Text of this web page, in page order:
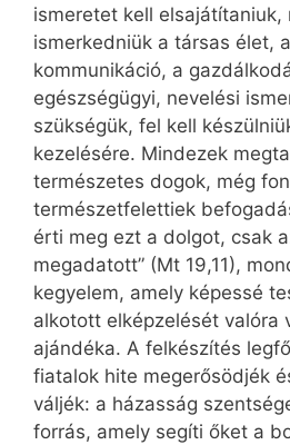
ismeretet kell elsajátítaniuk,
ismerkedniük a társas élet,
kommunikáció, a
egészségügyi, nevelési
szükségük, fel kell
kezelésére. Mindezek
természetes dogok, még
természetfelettiek
érti meg ezt a dolgot, csak
megadatott” (Mt 19,11),
kegyelem, amely képessé
alkotott elképzelését valóra
ajándéka. A felkészítés
fiatalok hite megerősödjék
váljék: a házasság
forrás, amely segíti őket a